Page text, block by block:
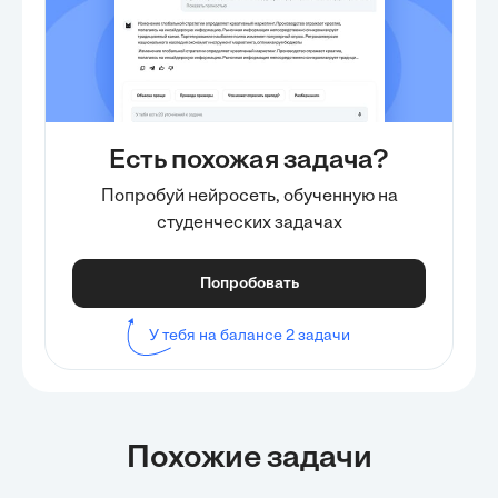
Есть похожая задача?
Попробуй нейросеть, обученную на
студенческих задачах
Попробовать
У тебя на балансе 2 задачи
Похожие задачи